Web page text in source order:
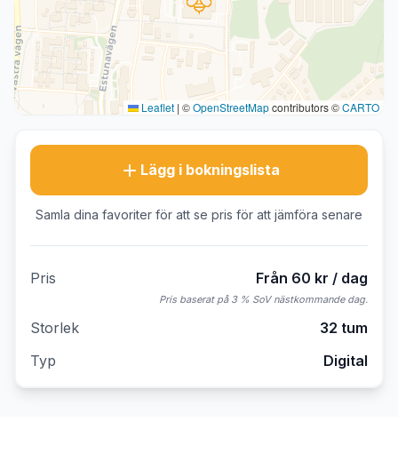
Leaflet | ©OpenStreetMapcontributors ©CARTO
Lägg i bokningslista
Samla dina favoriter för att se pris för att jämföra senare
Pris Från 60 kr / dag
Pris baserat på 3 % SoV nästkommande dag.
Storlek
32 tum
Typ
Digital